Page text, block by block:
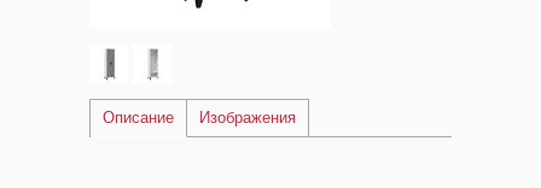
Описание Изображения